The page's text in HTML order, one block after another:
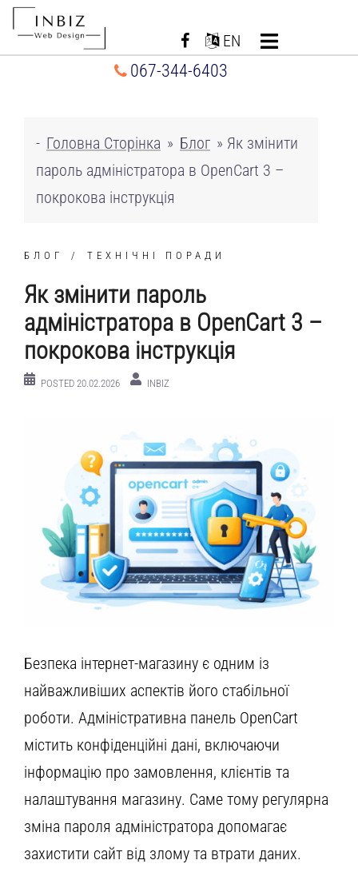
Перейти
EN
067-344-6403
- Головна Сторінка » Блог » Як змінити
пароль адміністратора в OpenCart 3 –
покрокова інструкція
БЛОГ ТЕХНІЧНІ ПОРАДИ
Як змінити пароль
адміністратора в OpenCart 3 –
покрокова інструкція
POSTED 20.02.2026 INBIZ
Безпека інтернет-магазину є одним із
найважливіших аспектів його стабільної
роботи. Адміністративна панель OpenCart
містить конфіденційні дані, включаючи
інформацію про замовлення, клієнтів та
налаштування магазину. Саме тому регулярна
зміна пароля адміністратора допомагає
захистити сайт від злому та втрати даних.